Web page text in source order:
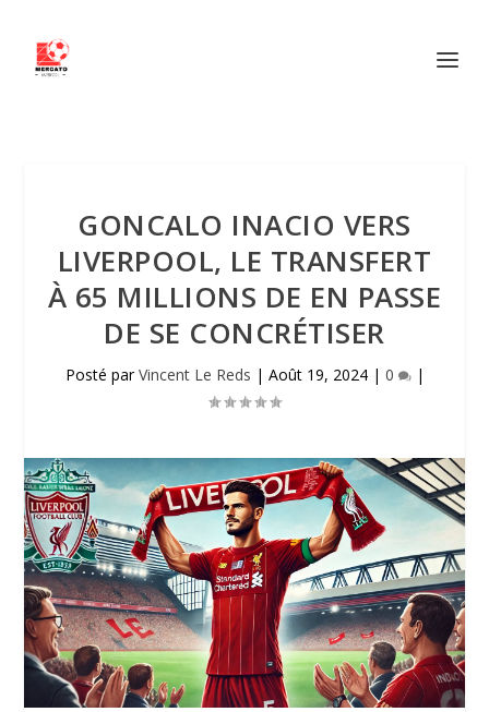
GONCALO INACIO VERS
LIVERPOOL, LE TRANSFERT
À 65 MILLIONS DE EN PASSE
DE SE CONCRÉTISER
Posté parVincent Le Reds | Août 19, 2024| 0 |